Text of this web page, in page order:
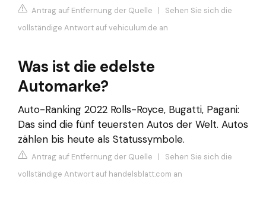
Antrag auf Entfernung der Quelle | Sehen Sie sich die
vollständige Antwort auf vehiculum.de an
Was ist die edelste
Automarke?
Auto-Ranking 2022 Rolls-Royce, Bugatti, Pagani:
Das sind die fünf teuersten Autos der Welt. Autos
zählen bis heute als Statussymbole.
Antrag auf Entfernung der Quelle | Sehen Sie sich die
vollständige Antwort auf handelsblatt.com an